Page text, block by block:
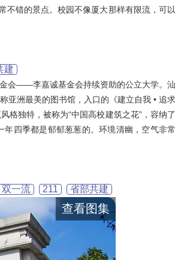
不错的景点。校园不像厦大那样有限流，可以
建
会——李嘉诚基金会持续资助的公立大学。汕
亚洲最美的图书馆，入口的《建立自我 • 追求
格独特，被称为“中国高校建筑之花”，容纳了
四季都是郁郁葱葱的。环境清幽，空气非常
双一流 211 省部共建
查看图集